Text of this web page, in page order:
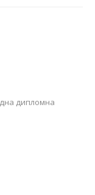
дипломна